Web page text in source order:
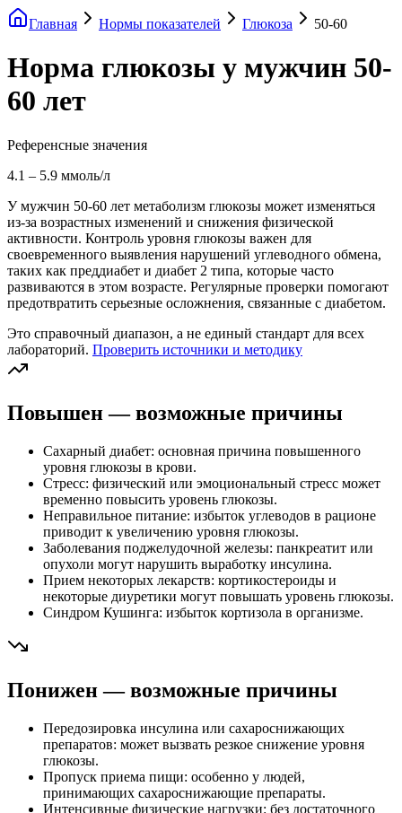
Главная Нормы показателей Глюкоза 50-60
Норма глюкозы у мужчин 50-
60 лет
Референсные значения
4.1 – 5.9 ммоль/л
У мужчин 50-60 лет метаболизм глюкозы может изменяться
из-за возрастных изменений и снижения физической
активности. Контроль уровня глюкозы важен для
своевременного выявления нарушений углеводного обмена,
таких как преддиабет и диабет 2 типа, которые часто
развиваются в этом возрасте. Регулярные проверки помогают
предотвратить серьезные осложнения, связанные с диабетом.
Это справочный диапазон, а не единый стандарт для всех
лабораторий. Проверить источники и методику
Повышен — возможные причины
Сахарный диабет: основная причина повышенного
уровня глюкозы в крови.
Стресс: физический или эмоциональный стресс может
временно повысить уровень глюкозы.
Неправильное питание: избыток углеводов в рационе
приводит к увеличению уровня глюкозы.
Заболевания поджелудочной железы: панкреатит или
опухоли могут нарушить выработку инсулина.
Прием некоторых лекарств: кортикостероиды и
некоторые диуретики могут повышать уровень глюкозы.
Синдром Кушинга: избыток кортизола в организме.
Понижен — возможные причины
Передозировка инсулина или сахароснижающих
препаратов: может вызвать резкое снижение уровня
глюкозы.
Пропуск приема пищи: особенно у людей,
принимающих сахароснижающие препараты.
Интенсивные физические нагрузки: без достаточного